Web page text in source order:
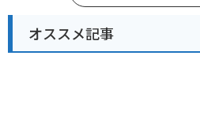
オススメ記事